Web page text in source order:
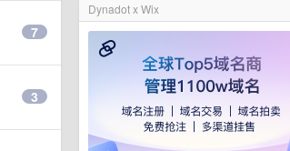
Dynadot x Wix
7
3